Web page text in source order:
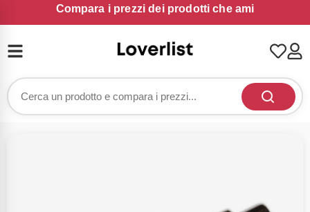
Compara i prezzi dei prodotti che ami